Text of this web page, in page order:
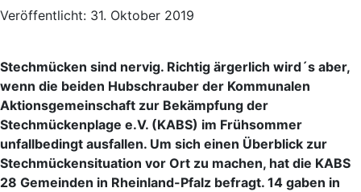
Veröffentlicht: 31. Oktober 2019
Stechmücken sind nervig. Richtig ärgerlich wird´s aber,
wenn die beiden Hubschrauber der Kommunalen
Aktionsgemeinschaft zur Bekämpfung der
Stechmückenplage e.V. (KABS) im Frühsommer
unfallbedingt ausfallen. Um sich einen Überblick zur
Stechmückensituation vor Ort zu machen, hat die KABS
28 Gemeinden in Rheinland-Pfalz befragt. 14 gaben in